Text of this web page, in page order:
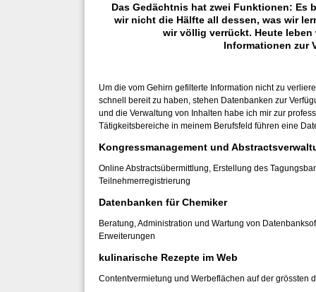
Das Gedächtnis hat zwei Funktionen: Es
wir nicht die Hälfte all dessen, was wir
wir völlig verrückt. Heute leben
Informationen zur
Um die vom Gehirn gefilterte Information nicht zu
schnell bereit zu haben, stehen Datenbanken zur
und die Verwaltung von Inhalten habe ich mir zur
Tätigkeitsbereiche in meinem Berufsfeld führen eine
Kongressmanagement und
Online Abstractsübermittlung, Erstellung des
Teilnehmerregistrierung
Datenbanken für Chemiker
Beratung, Administration und Wartung von
Erweiterungen
kulinarische Rezepte im Web
Contentvermietung und Werbeflächen auf der grössten